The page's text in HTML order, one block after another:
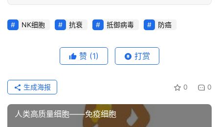
NK细胞 抗衰 抵御病毒 防癌
赞 (1) 打赏
0 0
生成海报
人类高质量细胞——免疫细胞